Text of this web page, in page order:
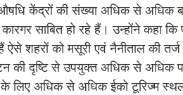
केंद्रों की संख्या अधिक से अधिक
साबित हो रहे हैं। उन्होंने कहा
शहरों को मसूरी एवं नैनीताल की
की दृष्टि से उपयुक्त अधिक से अधिक
के लिए अधिक से अधिक ईको टूरिज्म